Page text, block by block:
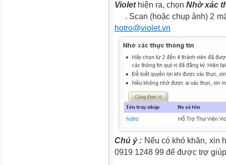
Violethiện ra, chọn Nhờ xác
. Scan (hoặc chụp ảnh) 2
hotro@violet.vn
Chú ý : Nếu có khó khăn, xin
0919 1248 99 để được trợ